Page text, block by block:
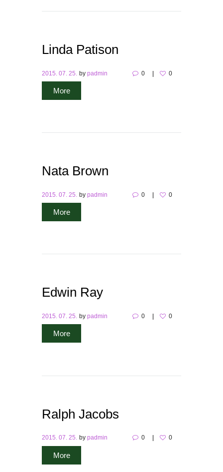
Linda Patison
2015. 07. 25. bypadmin 0 0
More
Nata Brown
2015. 07. 25. bypadmin 0 0
More
Edwin Ray
2015. 07. 25. bypadmin 0 0
More
Ralph Jacobs
2015. 07. 25. bypadmin 0 0
More